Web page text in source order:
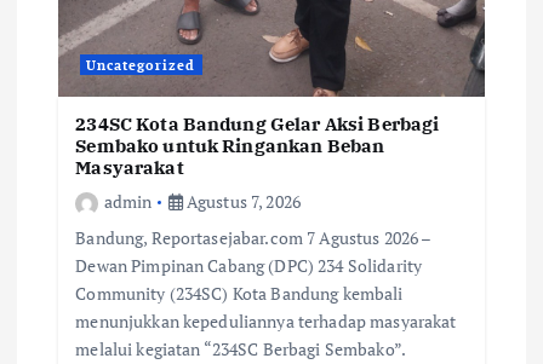
Uncategorized
234SC Kota Bandung Gelar Aksi Berbagi
Sembako untuk Ringankan Beban
Masyarakat
admin
Agustus 7, 2026
Bandung, Reportasejabar.com 7 Agustus 2026 –
Dewan Pimpinan Cabang (DPC) 234 Solidarity
Community (234SC) Kota Bandung kembali
menunjukkan kepeduliannya terhadap masyarakat
melalui kegiatan “234SC Berbagi Sembako”.